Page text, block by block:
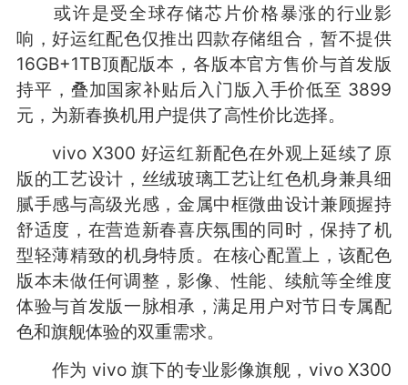
或许是受全球存储芯片价格暴涨的行业影
响，好运红配色仅推出四款存储组合，暂不提供
16GB+1TB顶配版本，各版本官方售价与首发版
持平，叠加国家补贴后入门版入手价低至 3899
元，为新春换机用户提供了高性价比选择。
vivo X300 好运红新配色在外观上延续了原
版的工艺设计，丝绒玻璃工艺让红色机身兼具细
腻手感与高级光感，金属中框微曲设计兼顾握持
舒适度，在营造新春喜庆氛围的同时，保持了机
型轻薄精致的机身特质。在核心配置上，该配色
版本未做任何调整，影像、性能、续航等全维度
体验与首发版一脉相承，满足用户对节日专属配
色和旗舰体验的双重需求。
作为 vivo 旗下的专业影像旗舰，vivo X300